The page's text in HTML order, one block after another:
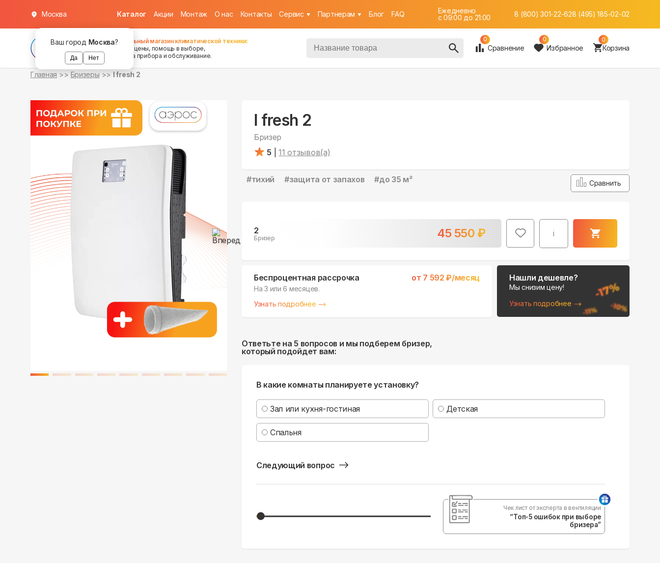
Ваш город Москва?
Да Нет
Москва Каталог Акции Монтаж О нас Контакты Cервис Партнерам Блог FAQ
Ежедневно
c 09:00 до 21:00
8 (800) 301-22-628 (495) 185-02-02
Федеральный магазин климатической техники:
хорошие цены, помощь в выборе,
установка прибора и обслуживание.
0
Сравнение
0
Избранное
0
Корзина
Главная Бризеры I fresh 2
I fresh 2
Бризер
5
11 отзывов(а)
#тихий #защита от запахов #до 35 м² Сравнить
2
Бризер 45 550 ₽ i
в наличии
Беспроцентная рассрочка от 7 592 ₽/месяц
На 3 или 6 месяцев.
Узнать подробнее
Нашли дешевле?
Мы снизим цену!
Узнать подробнее
Ответьте на 5 вопросов и мы подберем бризер,
который подойдет вам:
В какие комнаты планируете установку?
Зал или кухня-гостиная Детская
Спальня
Следующий вопрос
Чек лист от эксперта в вентиляции
“Топ-5 ошибок при выборе
бризера”